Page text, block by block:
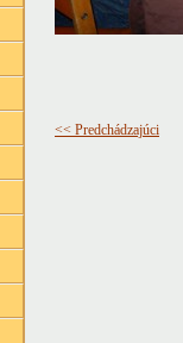
<< Predchádzajúci